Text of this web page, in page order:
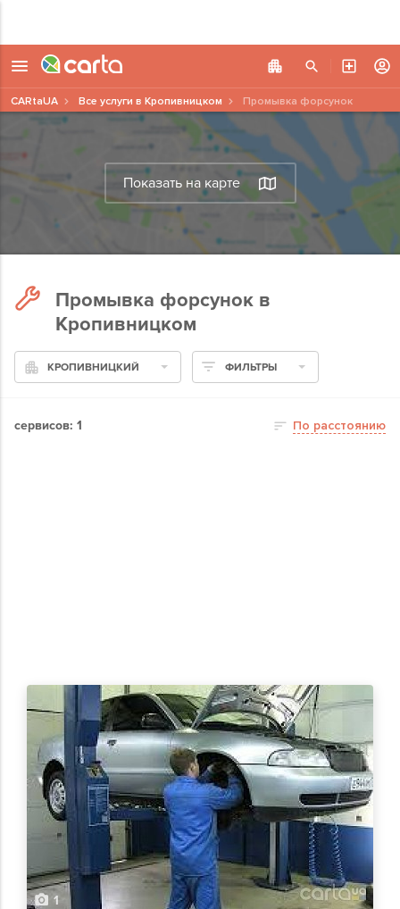
Показать на карте
CARtaUA Все услуги в Кропивницком Промывка форсунок
Промывка форсунок в
Кропивницком
КРОПИВНИЦКИЙ ФИЛЬТРЫ
сервисов: 1 По расстоянию
1